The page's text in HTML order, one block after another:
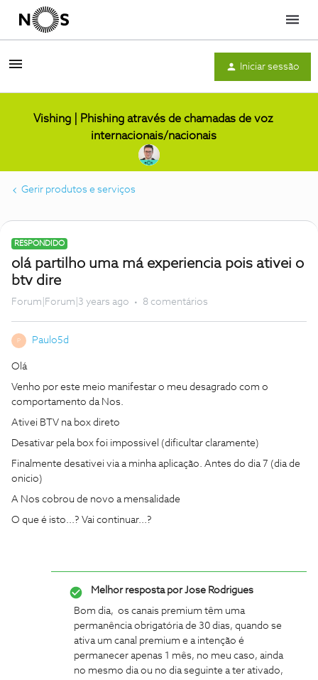
Menu
Iniciar sessão
Vishing | Phishing através de chamadas de voz
internacionais/nacionais
Gerir produtos e serviços
RESPONDIDO
olá partilho uma má experiencia pois ativei o
btv dire
Forum|Forum|3 years ago 8 comentários
P Paulo5d
Olá
Venho por este meio manifestar o meu desagrado com o
comportamento da Nos.
Ativei BTV na box direto
Desativar pela box foi impossivel (dificultar claramente)
Finalmente desativei via a minha aplicação. Antes do dia 7 (dia de
onicio)
A Nos cobrou de novo a mensalidade
O que é isto...? Vai continuar...?
Melhor resposta porJose Rodrigues
Bom dia, os canais premium têm uma
permanência obrigatória de 30 dias, quando se
ativa um canal premium e a intenção é
permanecer apenas 1 mês, no meu caso, ainda
no mesmo dia ou no dia seguinte a ter ativado,